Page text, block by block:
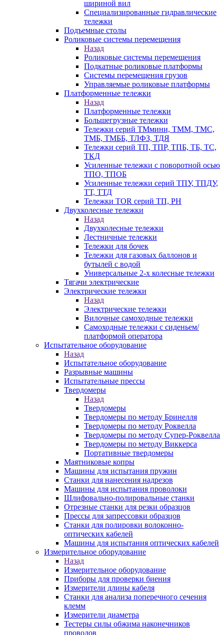
шириной вил
Специализированные гидравлические
тележки
Подъемные столы
Роликовые системы перемещения
Назад
Роликовые системы перемещения
Подкатные роликовые платформы
Системы перемещения грузов
Управляемые роликовые платформы
Платформенные тележки
Назад
Платформенные тележки
Большегрузные тележки
Тележки серий ТМмини, ТММ, ТМС,
ТМБ, ТМББ, ТЛФЗ, ТДЯ
Тележки серий ТП, ТПР, ТПБ, ТБ, ТС,
ТКД
Усиленные тележки с поворотной осью
ТПО, ТПОБ
Усиленные тележки серий ТПУ, ТПДУ,
ТТ, ТТД
Тележки TOR серий ТП, PH
Двухколесные тележки
Назад
Двухколесные тележки
Лестничные тележки
Тележки для бочек
Тележки для газовых баллонов и
бутылей с водой
Универсальные 2-х колесные тележки
Тягачи электрические
Электрические тележки
Назад
Электрические тележки
Вилочные самоходные тележки
Самоходные тележки с сиденьем/
платформой оператора
Испытательное оборудование
Назад
Испытательное оборудование
Разрывные машины
Испытательные прессы
Твердомеры
Назад
Твердомеры
Твердомеры по методу Бринелля
Твердомеры по методу Роквелла
Твердомеры по методу Супер-Роквелла
Твердомеры по методу Виккерса
Портативные твердомеры
Маятниковые копры
Машины для испытания пружин
Станки для нанесения надрезов
Машины для испытания проволоки
Шлифовально-полировальные станки
Отрезные станки для резки образцов
Прессы для запрессовки образцов
Станки для полировки волоконно-
оптических кабелей
Машины для испытания оптических кабелей
Измерительное оборудование
Назад
Измерительное оборудование
Приборы для проверки биения
Измерители длины кабеля
Станки для анализа поперечного сечения
клемм
Измерители диаметра
Тестеры силы обжима наконечников
проводов